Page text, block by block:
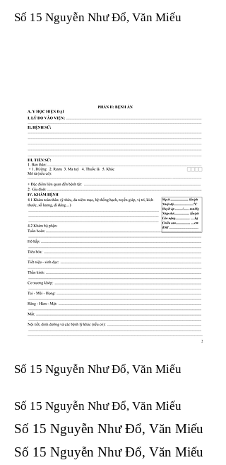
Số 15 Nguyễn Như Đổ, Văn Miếu
Số 15 Nguyễn Như Đổ, Văn Miếu
Số 15 Nguyễn Như Đổ, Văn Miếu​​​​
Số 15 Nguyễn Như Đổ, Văn Miếu​​​​
Số 15 Nguyễn Như Đổ, Văn Miếu​​​​